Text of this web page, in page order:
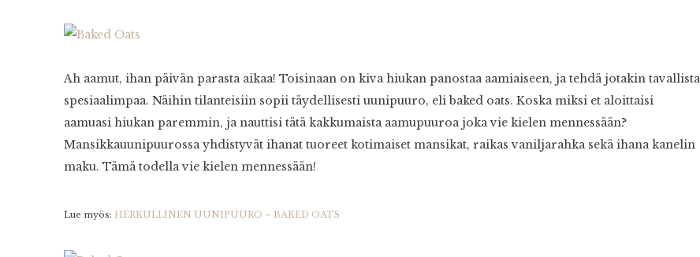
Ah aamut, ihan päivän parasta aikaa! Toisinaan on kiva hiukan panostaa aamiaiseen, ja tehdä jotakin tavallista
spesiaalimpaa. Näihin tilanteisiin sopii täydellisesti uunipuuro, eli baked oats. Koska miksi et aloittaisi
aamuasi hiukan paremmin, ja nauttisi tätä kakkumaista aamupuuroa joka vie kielen mennessään?
Mansikkauunipuurossa yhdistyvät ihanat tuoreet kotimaiset mansikat, raikas vaniljarahka sekä ihana kanelin
maku. Tämä todella vie kielen mennessään!
Lue myös: HERKULLINEN UUNIPUURO – BAKED OATS